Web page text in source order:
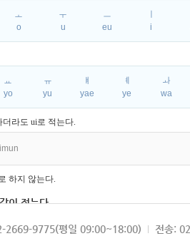
ㅗ
o
ㅜ
u
ㅡ
eu
i
ㅛ
yo
ㅠ
yu
ㅒ
yae
ㅖ
ye
ㅘ
wa
더라도 ui로 적는다.
하지 않는다.
이 적는다.
2669-9775(평일 09:00~18:00) 전송: